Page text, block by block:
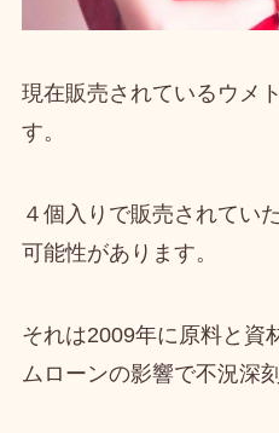
現在販売されているウメ
す。
４個入りで販売されてい
可能性があります。
それは2009年に原料と資
ムローンの影響で不況深